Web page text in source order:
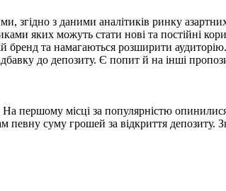
згідно з даними аналітиків ринку
яких можуть стати нові та постійні
бренд та намагаються розширити
до депозиту. Є попит й на інші
першому місці за популярністю
суму грошей за відкриття депозиту.